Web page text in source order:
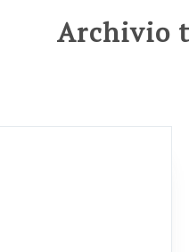
Archivio